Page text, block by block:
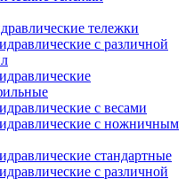
тележки
с различной
с весами
с ножничным
стандартные
с различной